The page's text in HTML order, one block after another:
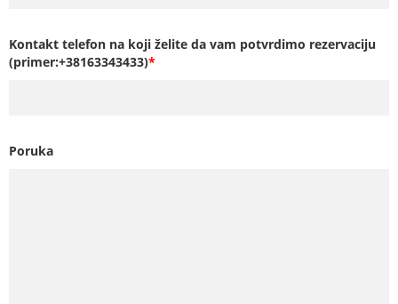
Kontakt telefon na koji želite da vam potvrdimo rezervaciju
(primer:+38163343433)*
Poruka